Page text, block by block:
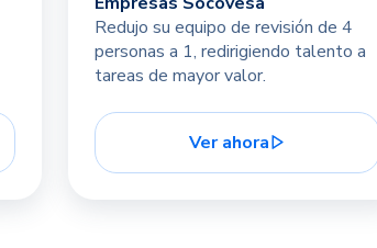
Redujo su equipo de revisión de 4
personas a 1, redirigiendo talento a
tareas de mayor valor.
Ver ahora